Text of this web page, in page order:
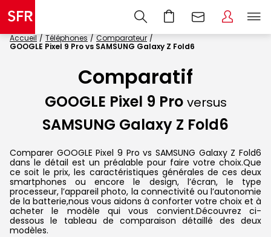
Accueil Téléphones
Comparateur
GOOGLE Pixel 9 Pro vs SAMSUNG Galaxy Z Fold6
Comparatif
GOOGLE Pixel 9 Pro versus
SAMSUNG Galaxy Z Fold6
Comparer GOOGLE Pixel 9 Pro vs SAMSUNG Galaxy Z Fold6
dans le détail est un préalable pour faire votre choix.Que
ce soit le prix, les caractéristiques générales de ces deux
smartphones ou encore le design, l’écran, le type
processeur, l’appareil photo, la connectivité ou l’autonomie
de la batterie,nous vous aidons à conforter votre choix et à
acheter le modèle qui vous convient.Découvrez ci-
dessous le tableau de comparaison détaillé des deux
modèles.